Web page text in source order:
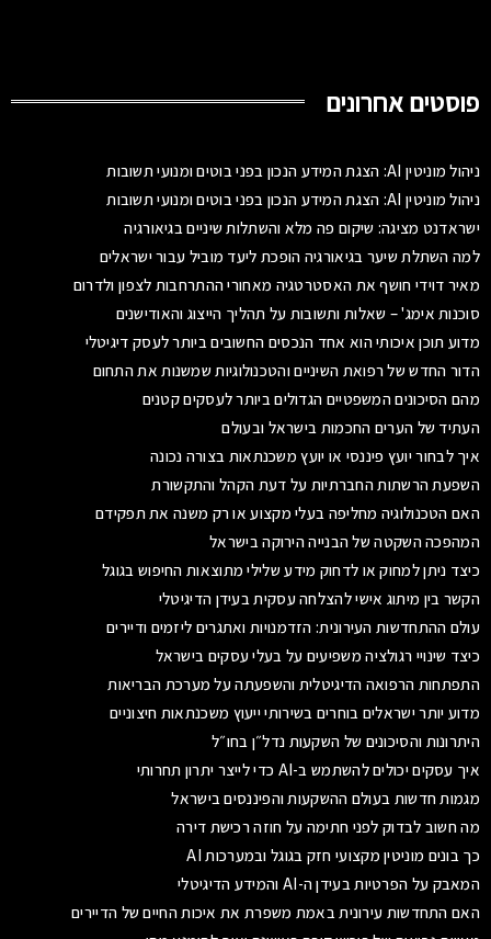
פוסטים אחרונים
ניהול מוניטין AI: הצגת המידע הנכון בפני בוטים ומנועי תשובות
ניהול מוניטין AI: הצגת המידע הנכון בפני בוטים ומנועי תשובות
ישראדנט מציגה: שיקום פה מלא והשתלות שיניים בגיאורגיה
למה השתלת שיער בגיאורגיה הופכת ליעד מוביל עבור ישראלים
מאיר דוידי חושף את האסטרטגיה מאחורי ההתרחבות לצפון ולדרום
סוכנות אימג' – שאלות ותשובות על תהליך הייצוג והאודישנים
מדוע תוכן איכותי הוא אחד הנכסים החשובים ביותר לעסק דיגיטלי
הדור החדש של רפואת השיניים והטכנולוגיות שמשנות את התחום
מהם הסיכונים המשפטיים הגדולים ביותר לעסקים קטנים
העתיד של הערים החכמות בישראל ובעולם
איך לבחור יועץ פיננסי או יועץ משכנתאות בצורה נכונה
השפעת הרשתות החברתיות על דעת הקהל והתקשורת
האם הטכנולוגיה מחליפה בעלי מקצוע או רק משנה את תפקידם
המהפכה השקטה של הבנייה הירוקה בישראל
כיצד ניתן למחוק או לדחוק מידע שלילי מתוצאות החיפוש בגוגל
הקשר בין מיתוג אישי להצלחה עסקית בעידן הדיגיטלי
עולם ההתחדשות העירונית: הזדמנויות ואתגרים ליזמים ודיירים
כיצד שינויי רגולציה משפיעים על בעלי עסקים בישראל
התפתחות הרפואה הדיגיטלית והשפעתה על מערכת הבריאות
מדוע יותר ישראלים בוחרים בשירותי ייעוץ משכנתאות חיצוניים
היתרונות והסיכונים של השקעות נדל״ן בחו״ל
איך עסקים יכולים להשתמש ב-AI כדי לייצר יתרון תחרותי
מגמות חדשות בעולם ההשקעות והפיננסים בישראל
מה חשוב לבדוק לפני חתימה על חוזה רכישת דירה
כך בונים מוניטין מקצועי חזק בגוגל ובמערכות AI
המאבק על הפרטיות בעידן ה-AI והמידע הדיגיטלי
האם התחדשות עירונית באמת משפרת את איכות החיים של הדיירים